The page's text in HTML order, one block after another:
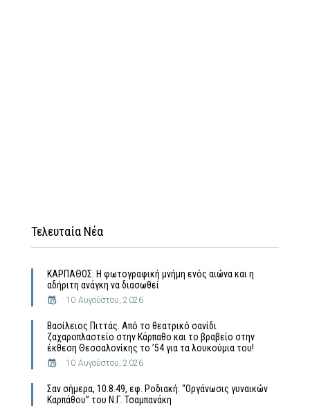
Τελευταία Νέα
ΚΑΡΠΑΘΟΣ: Η φωτογραφική μνήμη ενός αιώνα και η
αδήριτη ανάγκη να διασωθεί
10 Αυγούστου, 2026
Βασίλειος Πιττάς. Από το θεατρικό σανίδι
ζαχαροπλαστείο στην Κάρπαθο και το βραβείο στην
έκθεση Θεσσαλονίκης το ’54 για τα λουκούμια του!
10 Αυγούστου, 2026
Σαν σήμερα, 10.8.49, εφ. Ροδιακή: “Οργάνωσις γυναικών
Καρπάθου” του Ν.Γ. Τσαμπανάκη